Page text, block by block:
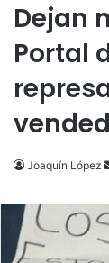
Dejan
Portal
Joaquín López